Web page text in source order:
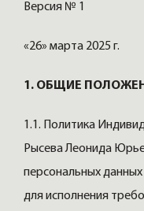
Версия № 1
«26» марта 2025 г.
1. ОБЩИЕ
1.1. Политика
Рысева Леонида
персональных
для исполнения